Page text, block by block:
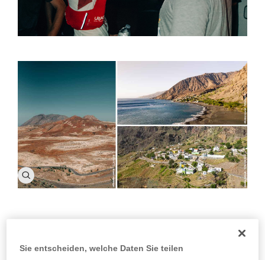
Sie entscheiden, welche Daten Sie teilen